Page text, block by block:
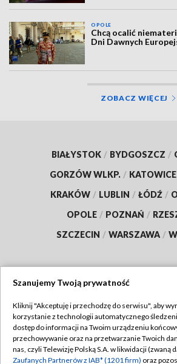
OPOLE
Chcą ocalić
Dni Dawnych
ZOBACZ WIĘCEJ
BIAŁYSTOK / BYDGOSZCZ /
GORZÓW WLKP. / KATOWICE
KRAKÓW / LUBLIN / ŁÓDŹ /
OPOLE / POZNAŃ /
SZCZECIN / WARSZAWA /
TVP
Abonament TVP
Emisja w TVP
Regulamin TVP
Polityka
Szanujemy Twoją prywatność
Kliknij "Akceptuję i przechodzę do serwisu", aby
korzystanie z technologii automatycznego
dostęp do informacji na Twoim urządzeniu
przechowywanie oraz na przetwarzanie Twoich
nas, czyli Telewizję Polską S.A. w likwidacji (zwaną
Zaufanych Partnerów z IAB* (1201 firm) oraz